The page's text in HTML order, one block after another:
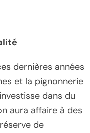
dernières années
et la pignonnerie
dans du
aura affaire à des
de